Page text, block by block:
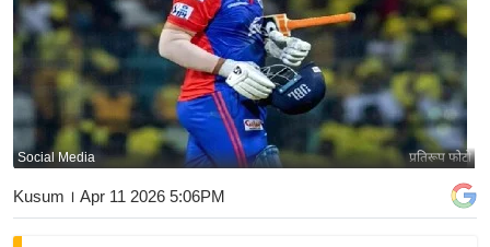
अं
त
ष्ट्री
य
बि
ज़
ने
प्रतिरूप फोटो
Social Media
Kusum । Apr 11 2026 5:06PM